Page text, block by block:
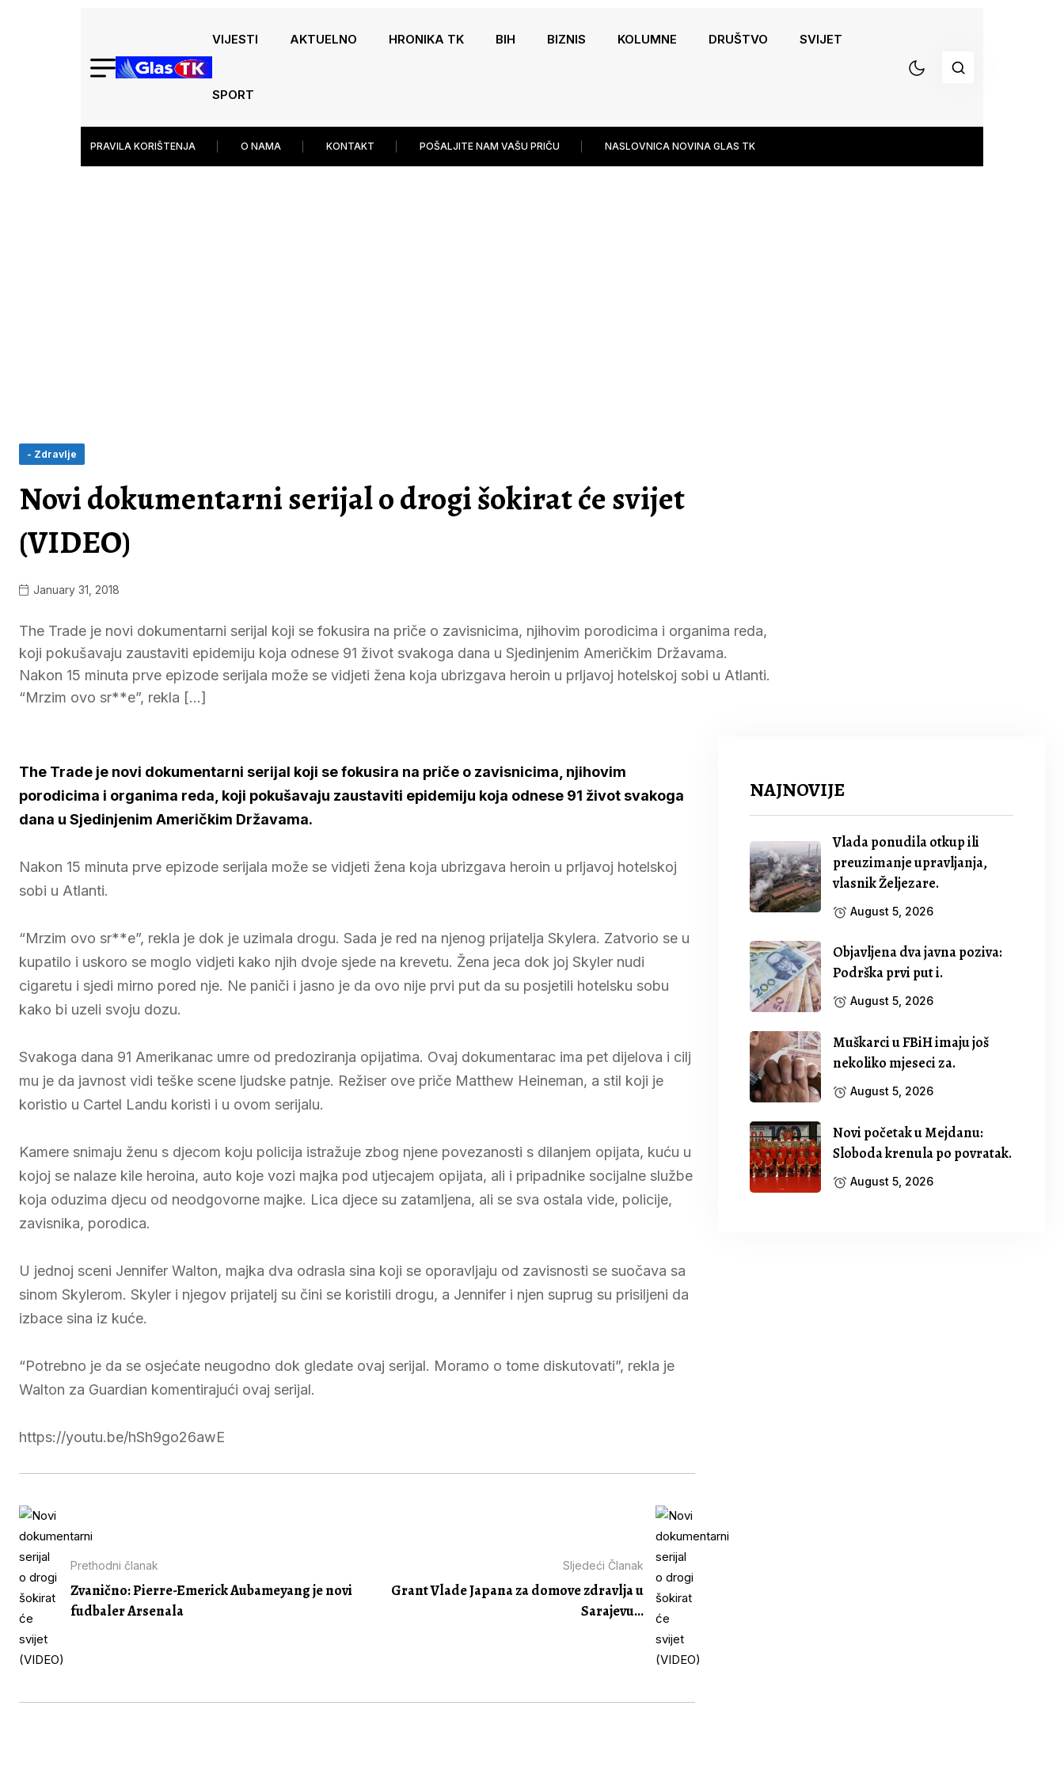
VIJESTI AKTUELNO HRONIKA TK BIH BIZNIS KOLUMNE DRUŠTVO SVIJET
SPORT
PRAVILA KORIŠTENJA O NAMA KONTAKT POŠALJITE NAM VAŠU PRIČU NASLOVNICA NOVINA GLAS TK
- Zdravlje
Novi dokumentarni serijal o drogi šokirat će svijet
(VIDEO)
January 31, 2018
The Trade je novi dokumentarni serijal koji se fokusira na priče o zavisnicima, njihovim porodicima i organima reda,
koji pokušavaju zaustaviti epidemiju koja odnese 91 život svakoga dana u Sjedinjenim Američkim Državama.
Nakon 15 minuta prve epizode serijala može se vidjeti žena koja ubrizgava heroin u prljavoj hotelskoj sobi u Atlanti.
“Mrzim ovo sr**e”, rekla […]
The Trade je novi dokumentarni serijal koji se fokusira na priče o zavisnicima, njihovim
porodicima i organima reda, koji pokušavaju zaustaviti epidemiju koja odnese 91 život svakoga
dana u Sjedinjenim Američkim Državama.
Nakon 15 minuta prve epizode serijala može se vidjeti žena koja ubrizgava heroin u prljavoj hotelskoj
sobi u Atlanti.
“Mrzim ovo sr**e”, rekla je dok je uzimala drogu. Sada je red na njenog prijatelja Skylera. Zatvorio se u
kupatilo i uskoro se moglo vidjeti kako njih dvoje sjede na krevetu. Žena jeca dok joj Skyler nudi
cigaretu i sjedi mirno pored nje. Ne paniči i jasno je da ovo nije prvi put da su posjetili hotelsku sobu
kako bi uzeli svoju dozu.
Svakoga dana 91 Amerikanac umre od predoziranja opijatima. Ovaj dokumentarac ima pet dijelova i cilj
mu je da javnost vidi teške scene ljudske patnje. Režiser ove priče Matthew Heineman, a stil koji je
koristio u Cartel Landu koristi i u ovom serijalu.
Kamere snimaju ženu s djecom koju policija istražuje zbog njene povezanosti s dilanjem opijata, kuću u
kojoj se nalaze kile heroina, auto koje vozi majka pod utjecajem opijata, ali i pripadnike socijalne službe
koja oduzima djecu od neodgovorne majke. Lica djece su zatamljena, ali se sva ostala vide, policije,
zavisnika, porodica.
U jednoj sceni Jennifer Walton, majka dva odrasla sina koji se oporavljaju od zavisnosti se suočava sa
sinom Skylerom. Skyler i njegov prijatelj su čini se koristili drogu, a Jennifer i njen suprug su prisiljeni da
izbace sina iz kuće.
“Potrebno je da se osjećate neugodno dok gledate ovaj serijal. Moramo o tome diskutovati”, rekla je
Walton za Guardian komentirajući ovaj serijal.
https://youtu.be/hSh9go26awE
Prethodni članak
Zvanično: Pierre-Emerick Aubameyang je novi
fudbaler Arsenala
Sljedeći Članak
Grant Vlade Japana za domove zdravlja u
Sarajevu...
NAJNOVIJE
Vlada ponudila otkup ili
preuzimanje upravljanja,
vlasnik Željezare.
August 5, 2026
Objavljena dva javna poziva:
Podrška prvi put i.
August 5, 2026
Muškarci u FBiH imaju još
nekoliko mjeseci za.
August 5, 2026
Novi početak u Mejdanu:
Sloboda krenula po povratak.
August 5, 2026